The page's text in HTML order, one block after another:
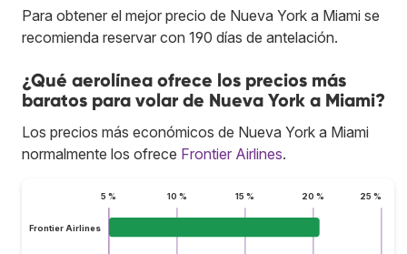
Para obtener el mejor precio de Nueva York a Miami se
recomienda reservar con 190 días de antelación.
¿Qué aerolínea ofrece los precios más
baratos para volar de Nueva York a Miami?
Los precios más económicos de Nueva York a Miami
normalmente los ofrece Frontier Airlines.
5 % 10 % 15 % 20 % 25 %
Frontier Airlines